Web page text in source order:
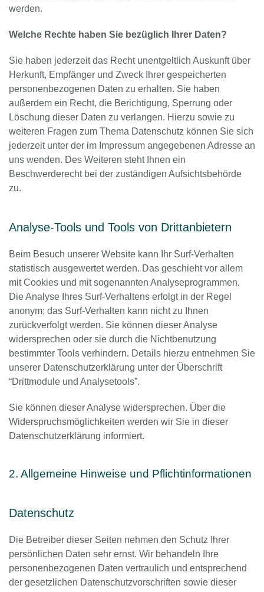
werden.
Welche Rechte haben Sie bezüglich Ihrer Daten?
Sie haben jederzeit das Recht unentgeltlich Auskunft über
Herkunft, Empfänger und Zweck Ihrer gespeicherten
personenbezogenen Daten zu erhalten. Sie haben
außerdem ein Recht, die Berichtigung, Sperrung oder
Löschung dieser Daten zu verlangen. Hierzu sowie zu
weiteren Fragen zum Thema Datenschutz können Sie sich
jederzeit unter der im Impressum angegebenen Adresse an
uns wenden. Des Weiteren steht Ihnen ein
Beschwerderecht bei der zuständigen Aufsichtsbehörde
zu.
Analyse-Tools und Tools von Drittanbietern
Beim Besuch unserer Website kann Ihr Surf-Verhalten
statistisch ausgewertet werden. Das geschieht vor allem
mit Cookies und mit sogenannten Analyseprogrammen.
Die Analyse Ihres Surf-Verhaltens erfolgt in der Regel
anonym; das Surf-Verhalten kann nicht zu Ihnen
zurückverfolgt werden. Sie können dieser Analyse
widersprechen oder sie durch die Nichtbenutzung
bestimmter Tools verhindern. Details hierzu entnehmen Sie
unserer Datenschutzerklärung unter der Überschrift
“Drittmodule und Analysetools”.
Sie können dieser Analyse widersprechen. Über die
Widerspruchsmöglichkeiten werden wir Sie in dieser
Datenschutzerklärung informiert.
2. Allgemeine Hinweise und Pflichtinformationen
Datenschutz
Die Betreiber dieser Seiten nehmen den Schutz Ihrer
persönlichen Daten sehr ernst. Wir behandeln Ihre
personenbezogenen Daten vertraulich und entsprechend
der gesetzlichen Datenschutzvorschriften sowie dieser